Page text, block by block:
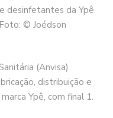
desinfetantes da Ypê
© Joédson
(Anvisa)
distribuição e
Ypê, com final 1.